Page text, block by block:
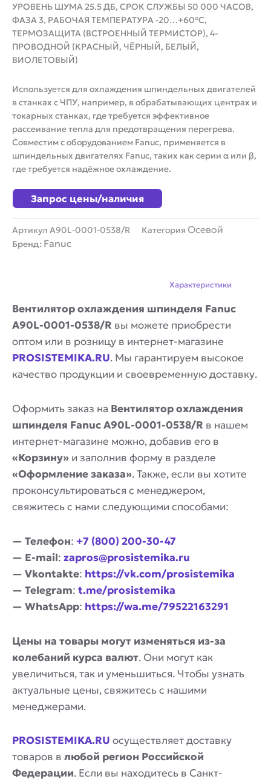
УРОВЕНЬ ШУМА 25.5 ДБ, СРОК СЛУЖБЫ 50 000 ЧАСОВ,
ФАЗА 3, РАБОЧАЯ ТЕМПЕРАТУРА -20…+60°C,
ТЕРМОЗАЩИТА (ВСТРОЕННЫЙ ТЕРМИСТОР), 4-
ПРОВОДНОЙ (КРАСНЫЙ, ЧЁРНЫЙ, БЕЛЫЙ,
ВИОЛЕТОВЫЙ)
Используется для охлаждения шпиндельных двигателей
в станках с ЧПУ, например, в обрабатывающих центрах и
токарных станках, где требуется эффективное
рассеивание тепла для предотвращения перегрева.
Совместим с оборудованием Fanuc, применяется в
шпиндельных двигателях Fanuc, таких как серии α или β,
где требуется надёжное охлаждение.
Запрос цены/наличия
Артикул A90L-0001-0538/R Категория Осевой
Бренд: Fanuc
Характеристики
Вентилятор охлаждения шпинделя Fanuc
A90L-0001-0538/R вы можете приобрести
оптом или в розницу в интернет-магазине
PROSISTEMIKA.RU. Мы гарантируем высокое
качество продукции и своевременную доставку.
Оформить заказ на Вентилятор охлаждения
шпинделя Fanuc A90L-0001-0538/R в нашем
интернет-магазине можно, добавив его в
«Корзину» и заполнив форму в разделе
«Оформление заказа». Также, если вы хотите
проконсультироваться с менеджером,
свяжитесь с нами следующими способами:
— Телефон: +7 (800) 200-30-47
— E-mail: zapros@prosistemika.ru
— Vkontakte: https://vk.com/prosistemika
— Telegram: t.me/prosistemika
— WhatsApp: https://wa.me/79522163291
Цены на товары могут изменяться из-за
колебаний курса валют. Они могут как
увеличиться, так и уменьшиться. Чтобы узнать
актуальные цены, свяжитесь с нашими
менеджерами.
PROSISTEMIKA.RU осуществляет доставку
товаров в любой регион Российской
Федерации. Если вы находитесь в Санкт-